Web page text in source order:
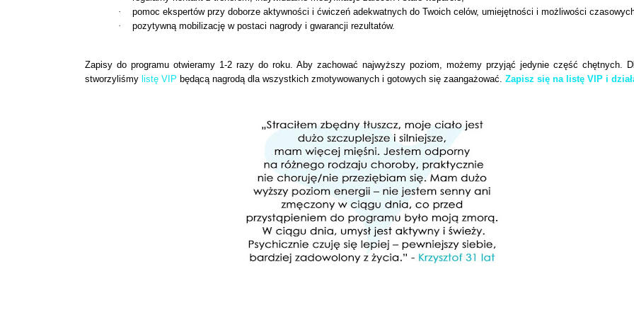
·
pomoc ekspertów przy doborze aktywności i ćwiczeń adekwatnych do Twoich celów, umiejętności i możliwości
·
pozytywną mobilizację w postaci nagrody i gwarancji rezultatów.
Zapisy do programu otwieramy 1-2 razy do roku. Aby zachować najwyższy poziom, możemy przyjąć jedynie część chętnych.
stworzyliśmy listę VIP będącą nagrodą dla wszystkich zmotywowanych i gotowych się zaangażować. Zapisz się na listę VIP i